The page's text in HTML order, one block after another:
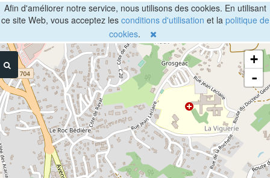
Afin d'améliorer notre service, nous utilisons des cookies. En utilisant
ce site Web, vous acceptez les conditions d'utilisation et la politique de
cookies.
+
-